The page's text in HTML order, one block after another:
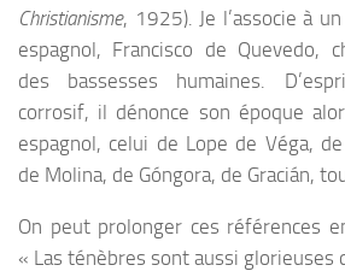
Christianisme, 1925). Je l’associe à
espagnol, Francisco de Quevedo,
des bassesses humaines.
corrosif, il dénonce son époque
espagnol, celui de Lope de Véga,
de Molina, de Góngora, de Gracián,
On peut prolonger ces références
« Las ténèbres sont aussi glorieuses